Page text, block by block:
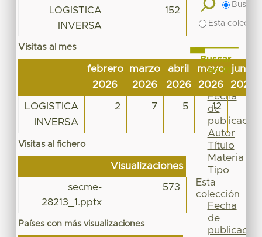
LOGISTICA
INVERSA
152
Visitas al mes
febrero
2026
marzo
2026
abril
2026
mayo
2026
junio
2026
LOGISTICA
INVERSA
2 7 5 12
Visitas al fichero
Visualizaciones
secme-
28213_1.pptx
573
Países con más visualizaciones
Buscar
Esta
Buscar
en RI
Por
Fecha
de
publicación
Autor
Título
Materia
Tipo
Esta
colección
Fecha
de
publicación